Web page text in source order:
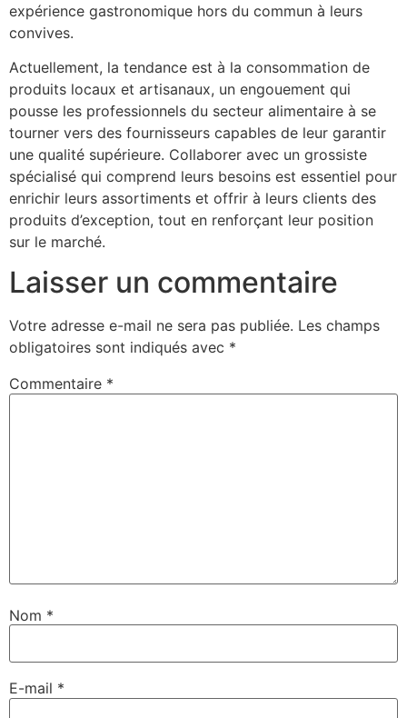
expérience gastronomique hors du commun à leurs
convives.
Actuellement, la tendance est à la consommation de
produits locaux et artisanaux, un engouement qui
pousse les professionnels du secteur alimentaire à se
tourner vers des fournisseurs capables de leur garantir
une qualité supérieure. Collaborer avec un grossiste
spécialisé qui comprend leurs besoins est essentiel pour
enrichir leurs assortiments et offrir à leurs clients des
produits d’exception, tout en renforçant leur position
sur le marché.
Laisser un commentaire
Votre adresse e-mail ne sera pas publiée. Les champs
obligatoires sont indiqués avec *
Commentaire *
Nom *
E-mail *